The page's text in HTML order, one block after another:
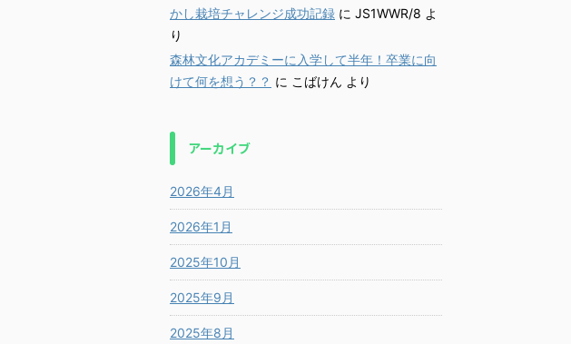
かし栽培チャレンジ成功記録 に JS1WWR/8 よ
り
森林文化アカデミーに入学して半年！卒業に向
けて何を想う？？ に こばけん より
アーカイブ
2026年4月
2026年1月
2025年10月
2025年9月
2025年8月